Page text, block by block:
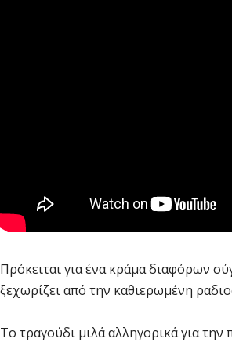
Πρόκειται για ένα κράμα διαφόρων
ξεχωρίζει από την καθιερωμένη
Το τραγούδι μιλά αλληγορικά για